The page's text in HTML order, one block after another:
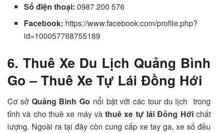
Số điện thoại: 0987 200 576
Facebook: https://www.facebook.com/profile.php?
id=100057768755189
6. Thuê Xe Du Lịch Quảng Bình
Go – Thuê Xe Tự Lái Đồng Hới
Cơ sở Quảng Bình Go nổi bật với các tour du lịch trong
tỉnh và cho thuê xe máy vàthuê xe tự lái Đồng Hớichất
lượng. Ngoài ra tại đây còn cung cấp xe tay ga, xe số đều